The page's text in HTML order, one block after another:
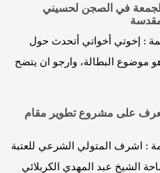
الجمعة في الصجن لحسيني
: إخوتي أخواتي أتحدث حول
موضوع البطالة، وارجو ان يتضح
إلى 3000… تعرف على مشروع تطوير مقام
: اشرف المتولي الشرعي للعتبة
الشيخ عبد المهدي الكربلائي